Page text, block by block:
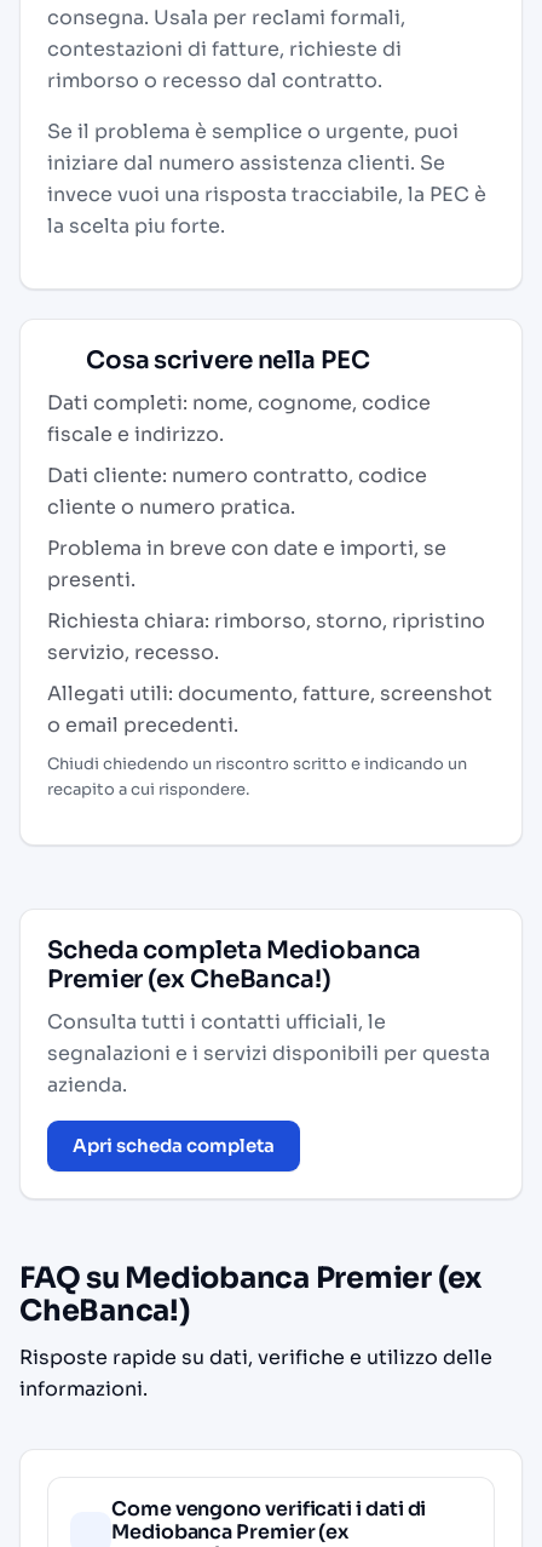
consegna. Usala per reclami formali,
contestazioni di fatture, richieste di
rimborso o recesso dal contratto.
Se il problema è semplice o urgente, puoi
iniziare dal numero assistenza clienti. Se
invece vuoi una risposta tracciabile, la PEC è
la scelta piu forte.
Cosa scrivere nella PEC
Dati completi: nome, cognome, codice
fiscale e indirizzo.
Dati cliente: numero contratto, codice
cliente o numero pratica.
Problema in breve con date e importi, se
presenti.
Richiesta chiara: rimborso, storno, ripristino
servizio, recesso.
Allegati utili: documento, fatture, screenshot
o email precedenti.
Chiudi chiedendo un riscontro scritto e indicando un
recapito a cui rispondere.
Scheda completa Mediobanca
Premier (ex CheBanca!)
Consulta tutti i contatti ufficiali, le
segnalazioni e i servizi disponibili per questa
azienda.
Apri scheda completa
FAQ su Mediobanca Premier (ex
CheBanca!)
Risposte rapide su dati, verifiche e utilizzo delle
informazioni.
Come vengono verificati i dati di
Mediobanca Premier (ex